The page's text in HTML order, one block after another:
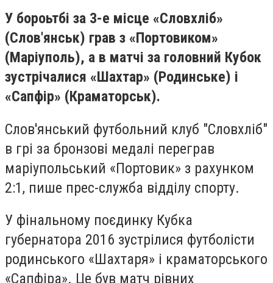
У бороьтбі за 3-е місце «Словхліб»
(Слов'янськ) грав з «Портовиком»
(Маріуполь), а в матчі за головний Кубок
зустрічалися «Шахтар» (Родинське) і
«Сапфір» (Краматорськ).
Слов'янський футбольний клуб "Словхліб"
в грі за бронзові медалі переграв
маріупольський «Портовик» з рахунком
2:1, пише прес-служба відділу спорту.
У фінальному поєдинку Кубка
губернатора 2016 зустрілися футболісти
родинського «Шахтаря» і краматорського
«Сапфіра». Це був матч рівних